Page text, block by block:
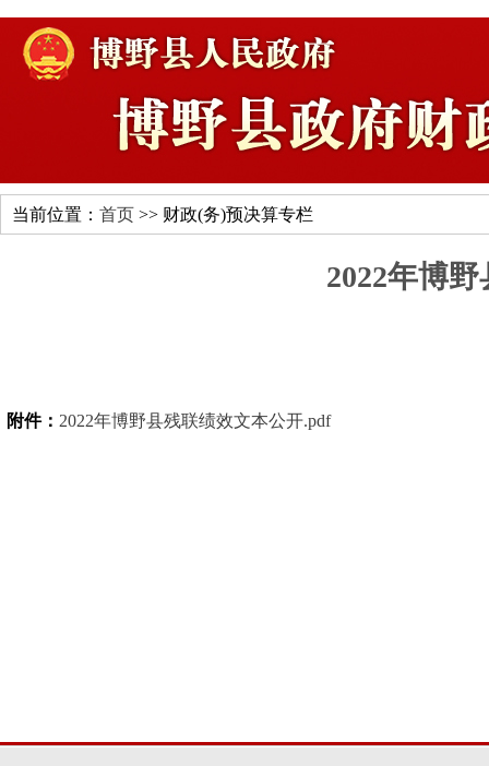
当前位置： 首页 >> 财政(务)预决算专栏
2022年博
附件： 2022年博野县残联绩效文本公开.pdf